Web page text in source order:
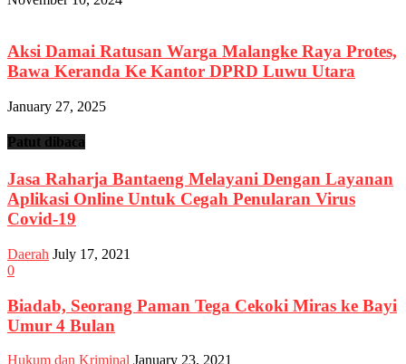
Aksi Damai Ratusan Warga Malangke Raya Protes,
Bawa Keranda Ke Kantor DPRD Luwu Utara
January 27, 2025
Patut dibaca
Jasa Raharja Bantaeng Melayani Dengan Layanan
Aplikasi Online Untuk Cegah Penularan Virus
Covid-19
Daerah July 17, 2021
0
Biadab, Seorang Paman Tega Cekoki Miras ke Bayi
Umur 4 Bulan
Hukum dan Kriminal January 23, 2021